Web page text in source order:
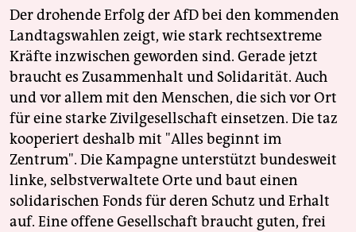
Der drohende Erfolg der AfD bei den kommenden
Landtagswahlen zeigt, wie stark rechtsextreme
Kräfte inzwischen geworden sind. Gerade jetzt
braucht es Zusammenhalt und Solidarität. Auch
und vor allem mit den Menschen, die sich vor Ort
für eine starke Zivilgesellschaft einsetzen. Die taz
kooperiert deshalb mit "Alles beginnt im
Zentrum". Die Kampagne unterstützt bundesweit
linke, selbstverwaltete Orte und baut einen
solidarischen Fonds für deren Schutz und Erhalt
auf. Eine offene Gesellschaft braucht guten, frei